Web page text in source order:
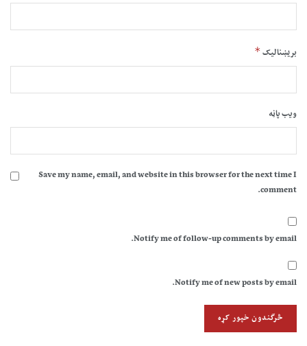
بریښنالیک*
ویب پاڼه
Save my name, email, and website in this browser for the next time I
comment.
Notify me of follow-up comments by email.
Notify me of new posts by email.